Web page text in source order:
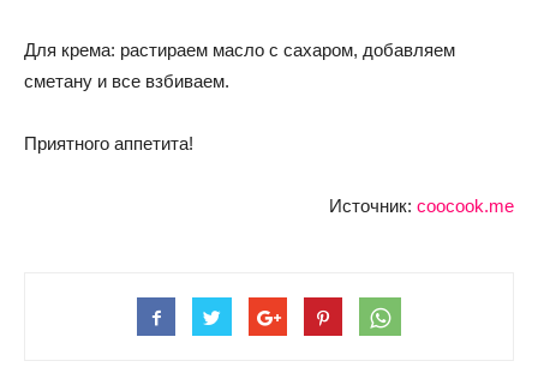
Для крема: растираем масло с сахаром, добавляем
сметану и все взбиваем.
Приятного аппетита!
Источник: coocook.me